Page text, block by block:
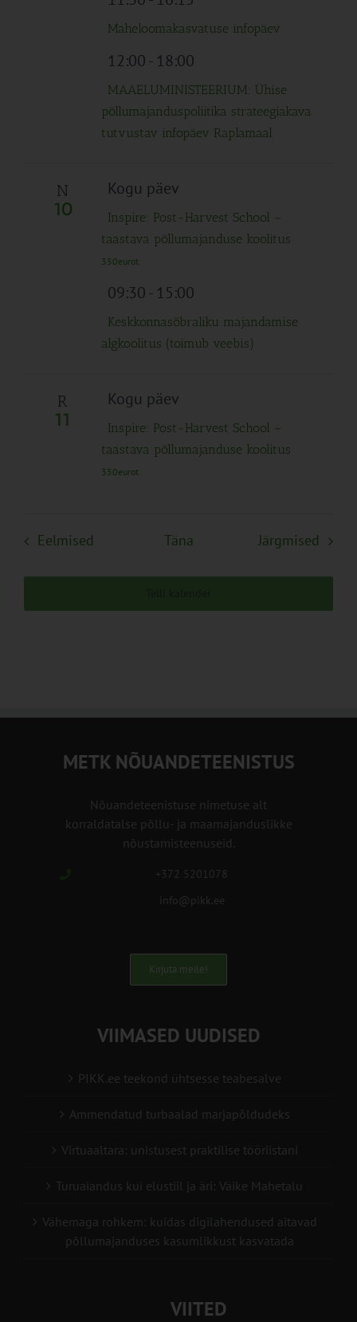
Maheloomakasvatuse infopäev
12:00- 18:00
MAAELUMINISTEERIUM: Ühise
põllumajanduspoliitika strateegiakava
tutvustav infopäev Raplamaal
N
10
Kogu päev
Inspire: Post-Harvest School –
taastava põllumajanduse koolitus
350eurot
09:30- 15:00
Keskkonnasõbraliku majandamise
algkoolitus (toimub veebis)
R
11
Kogu päev
Inspire: Post-Harvest School –
taastava põllumajanduse koolitus
350eurot
Eelmised SündmusedTäna Järgmised
METK NÕUANDETEENISTUS
Nõuandeteenistuse nimetuse alt
korraldatalse põllu- ja maamajanduslikke
nõustamisteenuseid.
+372 5201078
info@pikk.ee
Kirjuta meile!
VIIMASED UUDISED
PIKK.ee teekond ühtsesse teabesalve
Ammendatud turbaalad marjapõldudeks
Virtuaaltara: unistusest praktilise tööriistani
Turuaiandus kui elustiil ja äri: Väike Mahetalu
Vähemaga rohkem: kuidas digilahendused aitavad
põllumajanduses kasumlikkust kasvatada
VIITED